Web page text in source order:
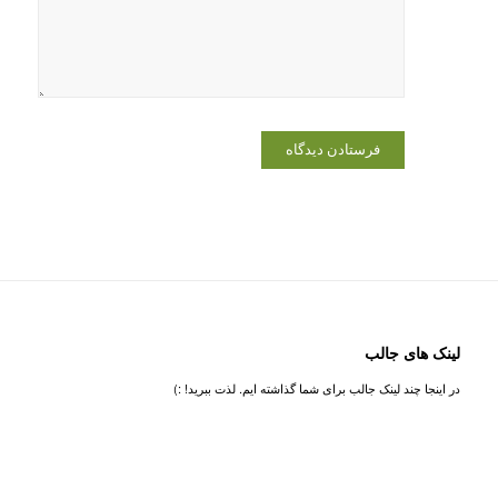
لینک های جالب
در اینجا چند لینک جالب برای شما گذاشته ایم. لذت ببرید! :)